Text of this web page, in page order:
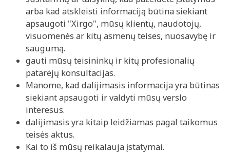
arba kad atskleisti informaciją būtina siekiant
apsaugoti "Xirgo", mūsų klientų, naudotojų,
visuomenės ar kitų asmenų teises, nuosavybę ir
saugumą.
gauti mūsų teisininkų ir kitų profesionalių
patarėjų konsultacijas.
Manome, kad dalijimasis informacija yra būtinas
siekiant apsaugoti ir valdyti mūsų verslo
interesus.
dalijimasis yra kitaip leidžiamas pagal taikomus
teisės aktus.
Kai to iš mūsų reikalauja įstatymai.